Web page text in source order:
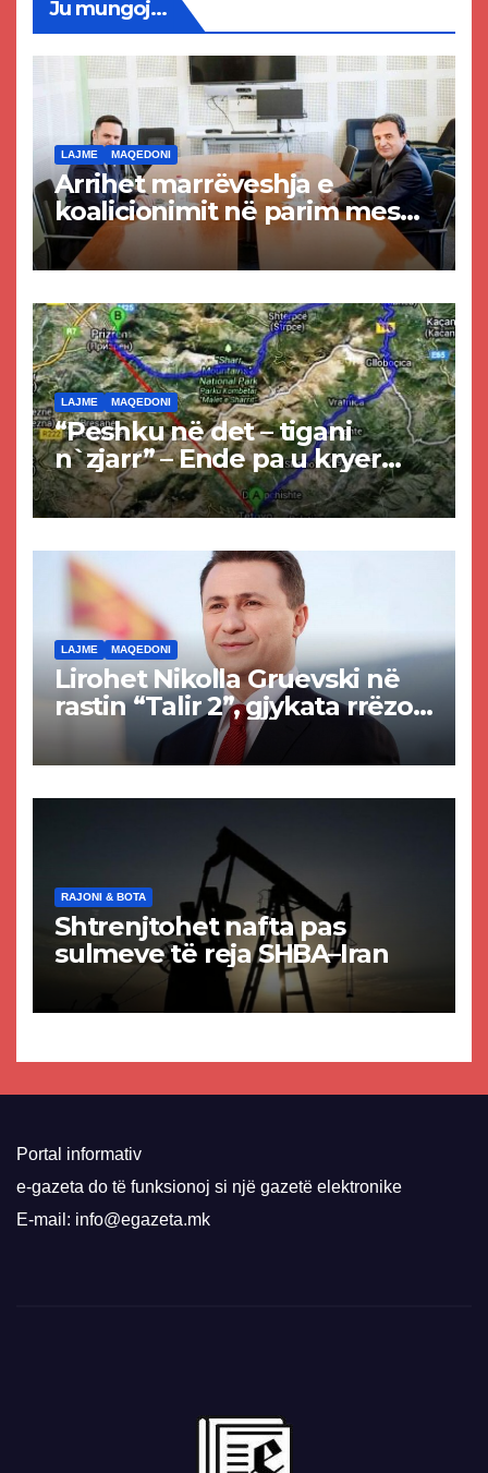
Ju mungoj...
LAJME MAQEDONI
Arrihet marrëveshja e
koalicionimit në parim mes
Kurtit dhe Abdixhikut
LAJME MAQEDONI
“Peshku në det – tigani
n`zjarr” – Ende pa u kryer
projekti i tunelit, komuna e
Tetovës nis punimet për
LAJME MAQEDONI
Lirohet Nikolla Gruevski në
rastin “Talir 2”, gjykata rrëzon
akuzat për ndërtimin e
paligjshëm të selisë së
RAJONI & BOTA
Shtrenjtohet nafta pas
sulmeve të reja SHBA–Iran
Portal informativ
e-gazeta do të funksionoj si një gazetë elektronike
E-mail: info@egazeta.mk